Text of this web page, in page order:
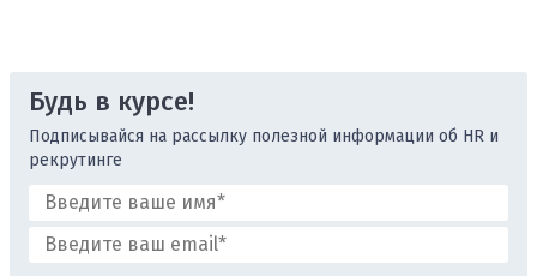
Будь в курсе!
Подписывайся на рассылку полезной информации об HR и
рекрутинге